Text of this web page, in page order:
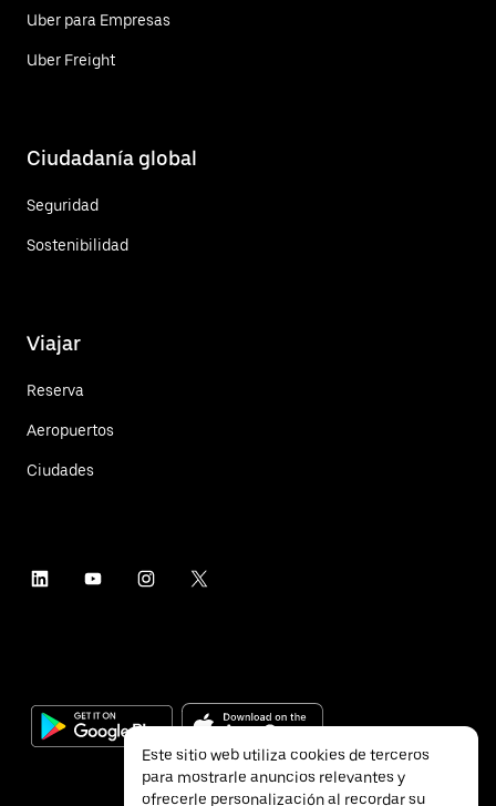
Uber para Empresas
Uber Freight
Ciudadanía global
Seguridad
Sostenibilidad
Viajar
Reserva
Aeropuertos
Ciudades
Este sitio web utiliza cookies de terceros
para mostrarle anuncios relevantes y
ofrecerle personalización al recordar su